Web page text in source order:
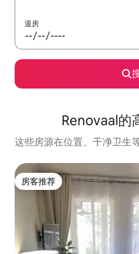
退房
Renovaal的
这些房源在位置、干净卫生
房客推荐
房客推荐